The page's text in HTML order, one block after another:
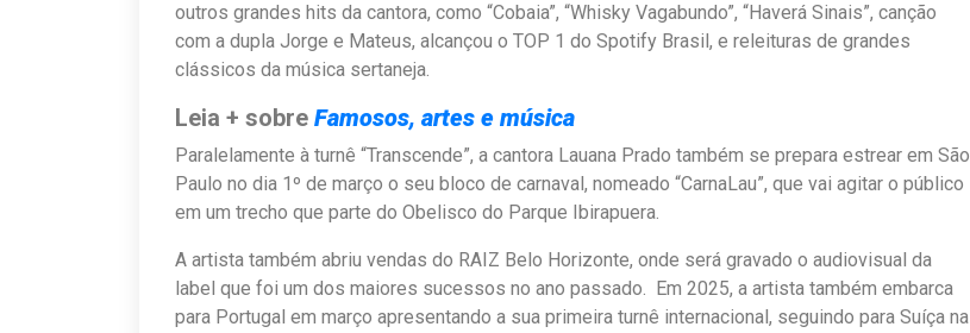
outros grandes hits da cantora, como “Cobaia”, “Whisky Vagabundo”, “Haverá Sinais”, canção
com a dupla Jorge e Mateus, alcançou o TOP 1 do Spotify Brasil, e releituras de grandes
clássicos da música sertaneja.
Leia + sobre Famosos, artes e música
Paralelamente à turnê “Transcende”, a cantora Lauana Prado também se prepara estrear em São
Paulo no dia 1º de março o seu bloco de carnaval, nomeado “CarnaLau”, que vai agitar o público
em um trecho que parte do Obelisco do Parque Ibirapuera.
A artista também abriu vendas do RAIZ Belo Horizonte, onde será gravado o audiovisual da
label que foi um dos maiores sucessos no ano passado. Em 2025, a artista também embarca
para Portugal em março apresentando a sua primeira turnê internacional, seguindo para Suíça na